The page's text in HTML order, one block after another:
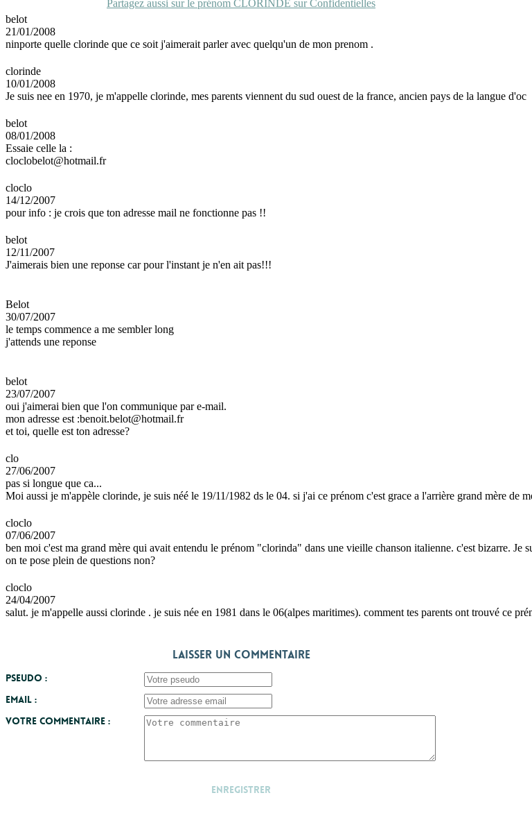
Partagez aussi sur le prénom CLORINDE sur Confidentielles
belot
21/01/2008
ninporte quelle clorinde que ce soit j'aimerait parler avec quelqu'un de mon prenom .
clorinde
10/01/2008
Je suis nee en 1970, je m'appelle clorinde, mes parents viennent du sud ouest de la france, ancien pays de la langue d'oc
belot
08/01/2008
Essaie celle la :
cloclobelot@hotmail.fr
cloclo
14/12/2007
pour info : je crois que ton adresse mail ne fonctionne pas !!
belot
12/11/2007
J'aimerais bien une reponse car pour l'instant je n'en ait pas!!!
Belot
30/07/2007
le temps commence a me sembler long
j'attends une reponse
belot
23/07/2007
oui j'aimerai bien que l'on communique par e-mail.
mon adresse est :benoit.belot@hotmail.fr
et toi, quelle est ton adresse?
clo
27/06/2007
pas si longue que ca...
Moi aussi je m'appèle clorinde, je suis néé le 19/11/1982 ds le 04. si j'ai ce prénom c'est grace a l'arrière grand mère de
cloclo
07/06/2007
ben moi c'est ma grand mère qui avait entendu le prénom "clorinda" dans une vieille chanson italienne. c'est bizarre. Je
on te pose plein de questions non?
cloclo
24/04/2007
salut. je m'appelle aussi clorinde . je suis née en 1981 dans le 06(alpes maritimes). comment tes parents ont trouvé ce
Laisser un commentaire
Pseudo :
Email :
Votre commentaire :
Enregistrer